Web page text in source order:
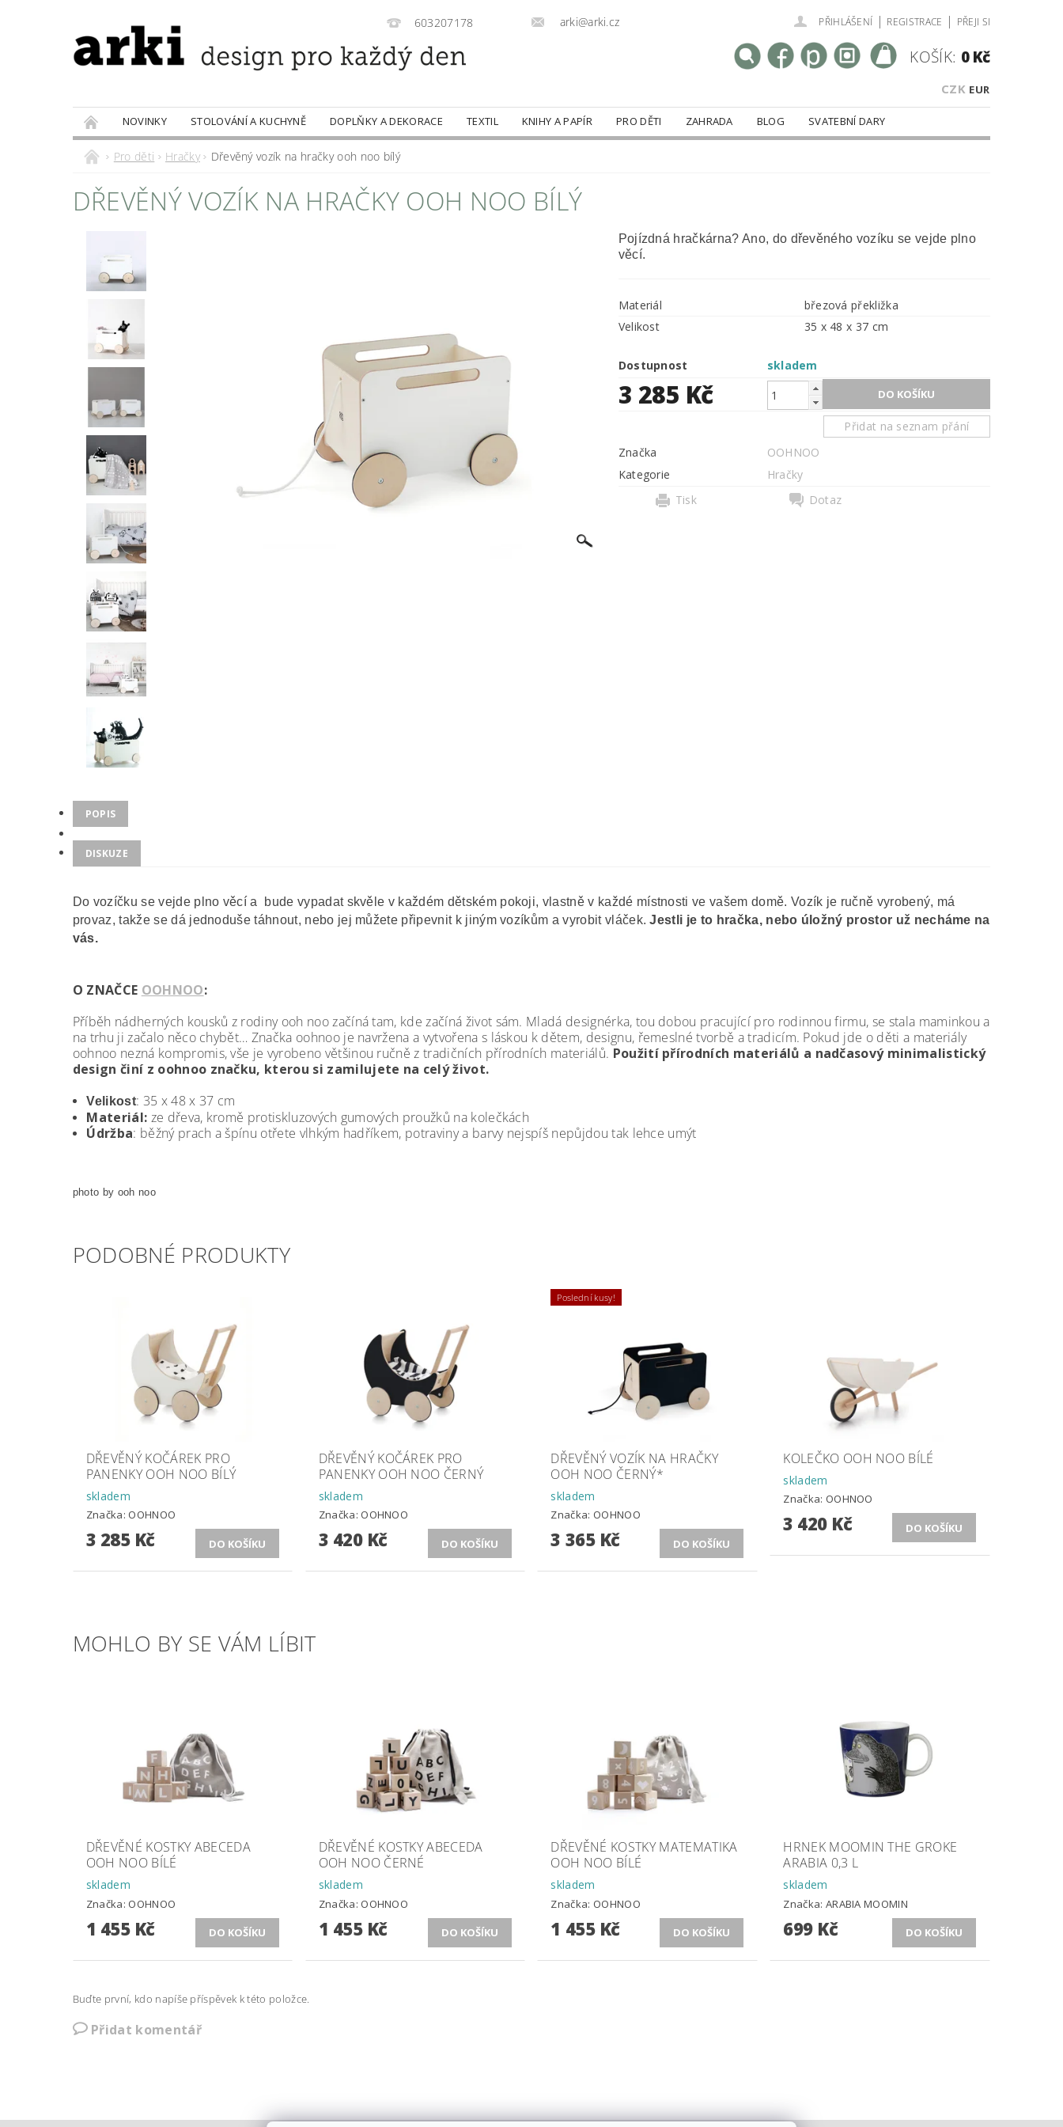
603207178 arki@arki.cz PŘIHLÁŠENÍ | REGISTRACE | PŘEJI SI
CZK EUR
KOŠÍK: 0 Kč
NOVINKY STOLOVÁNÍ A KUCHYNĚ DOPLŇKY A DEKORACE TEXTIL KNIHY A PAPÍR PRO DĚTI ZAHRADA BLOG
SVATEBNÍ DARY
PRODÁVANÉ ZNAČKY
DOBROTY
Pro děti Hračky Dřevěný vozík na hračky ooh noo bílý
DŘEVĚNÝ VOZÍK NA HRAČKY OOH NOO BÍLÝ
Pojízdná hračkárna? Ano, do dřevěného vozíku se vejde plno
věcí.
Materiál
březová překližka
Velikost
35 x 48 x 37 cm
Dostupnost skladem
3 285 Kč
Přidat na seznam přání
Značka
OOHNOO
Kategorie
Hračky
Tisk
Dotaz
POPIS
DISKUZE
Do vozíčku se vejde plno věcí a bude vypadat skvěle v každém dětském pokoji, vlastně v každé místnosti ve vašem domě. Vozík je ručně vyrobený, má
provaz, takže se dá jednoduše táhnout, nebo jej můžete připevnit k jiným vozíkům a vyrobit vláček.Jestli je to hračka, nebo úložný prostor už necháme na
vás.
O ZNAČCE OOHNOO:
Příběh nádherných kousků z rodiny ooh noo začíná tam, kde začíná život sám. Mladá designérka, tou dobou pracující pro rodinnou firmu, se stala maminkou a
na trhu ji začalo něco chybět… Značka oohnoo je navržena a vytvořena s láskou k dětem, designu, řemeslné tvorbě a tradicím. Pokud jde o děti a materiály
oohnoo nezná kompromis, vše je vyrobeno většinou ručně z tradičních přírodních materiálů. Použití přírodních materiálů a nadčasový minimalistický
design činí z oohnoo značku, kterou si zamilujete na celý život.
Velikost: 35 x 48 x 37 cm
Materiál: ze dřeva, kromě protiskluzových gumových proužků na kolečkách
Údržba: běžný prach a špínu otřete vlhkým hadříkem, potraviny a barvy nejspíš nepůjdou tak lehce umýt
photo by ooh noo
PODOBNÉ PRODUKTY
DŘEVĚNÝ KOČÁREK PRO
PANENKY OOH NOO BÍLÝ
skladem
Značka: OOHNOO
3 285 Kč
DŘEVĚNÝ KOČÁREK PRO
PANENKY OOH NOO ČERNÝ
skladem
Značka: OOHNOO
3 420 Kč
Poslední kusy!
DŘEVĚNÝ VOZÍK NA HRAČKY
OOH NOO ČERNÝ*
skladem
Značka: OOHNOO
3 365 Kč
KOLEČKO OOH NOO BÍLÉ
skladem
Značka: OOHNOO
3 420 Kč
MOHLO BY SE VÁM LÍBIT
DŘEVĚNÉ KOSTKY ABECEDA
OOH NOO BÍLÉ
skladem
Značka: OOHNOO
1 455 Kč
DŘEVĚNÉ KOSTKY ABECEDA
OOH NOO ČERNÉ
skladem
Značka: OOHNOO
1 455 Kč
DŘEVĚNÉ KOSTKY MATEMATIKA
OOH NOO BÍLÉ
skladem
Značka: OOHNOO
1 455 Kč
HRNEK MOOMIN THE GROKE
ARABIA 0,3 L
skladem
Značka: ARABIA MOOMIN
699 Kč
Buďte první, kdo napíše příspěvek k této položce.
Přidat komentář